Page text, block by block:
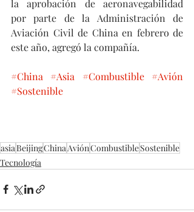
la aprobación de aeronavegabilidad
por parte de la Administración de
Aviación Civil de China en febrero de
este año, agregó la compañía.
#China #Asia #Combustible
#Avión
#Sostenible
asiaBeijingChina AviónCombustibleSostenible
Tecnología